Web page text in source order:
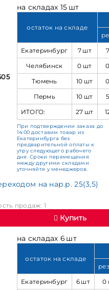
на складах 15 шт
остаток на складе
Екатеринбург
7 шт
Челябинск
0 шт
Тюмень
10 шт
Пермь
10 шт
ИТОГО:
27 шт
При подтверждении заказа до
14:00 доставим товар из
Екатеринбурга без
предварительной оплаты к
утру следующего рабочего
дня. Сроки перемещения
между другими складами
уточняйте у менеджеров.
на нар.р. 25(3,5)
продаж: 1
Купить
на складах 6 шт
остаток на складе
Екатеринбург
6 шт
0